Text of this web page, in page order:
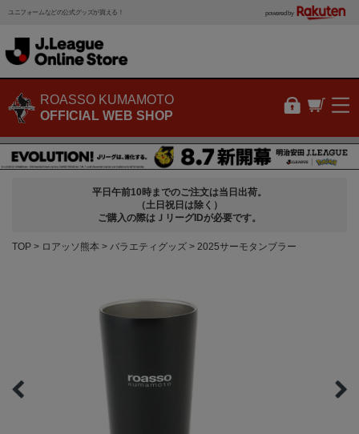
ユニフォームなどの公式グッズが買える！ powered by
ROASSO KUMAMOTO
OFFICIAL WEB SHOP
平日午前10時までのご注文は当日出荷。
（土日祝日は除く）
ご購入の際はＪリーグIDが必要です。
TOP ロアッソ熊本 バラエティグッズ 2025サーモタンブラー